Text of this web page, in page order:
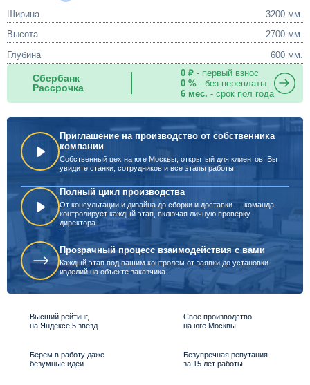
Ширина
3200 мм.
Высота
2700 мм.
Глубина
600 мм.
Сбербанк
Рассрочка
0 ₽- первый взнос
0 %- без переплаты
6 мес. - срок пол года
Приглашение на производство от собственника
компании
Собственный цех на юге Москвы, открытый для клиентов. Вы
увидите станки, сотрудников и все этапы работы.
Полный цикл производства
От консультации и дизайна до сборки и доставки — команда
контролирует каждый этап, включая личную проверку
директора.
Прозрачный процесс взаимодействия с вами
Каждый этап под вашим контролем от заявки до установки
изделий на объекте заказчика.
Высший рейтинг,
на Яндексе 5 звезд
Свое производство
на юге Москвы
Берем в работу даже
безумные идеи
Безупречная репутация
за 15 лет работы